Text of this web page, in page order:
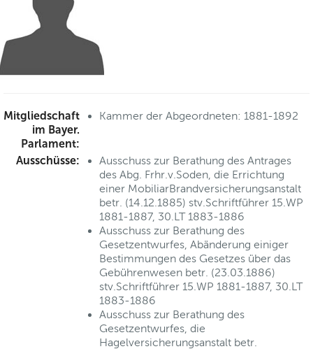
Mitgliedschaft
im Bayer.
Parlament:
Kammer der Abgeordneten: 1881-1892
Ausschüsse:
Ausschuss zur Berathung des Antrages
des Abg. Frhr.v.Soden, die Errichtung
einer MobiliarBrandversicherungsanstalt
betr. (14.12.1885) stv.Schriftführer 15.WP
1881-1887, 30.LT 1883-1886
Ausschuss zur Berathung des
Gesetzentwurfes, Abänderung einiger
Bestimmungen des Gesetzes über das
Gebührenwesen betr. (23.03.1886)
stv.Schriftführer 15.WP 1881-1887, 30.LT
1883-1886
Ausschuss zur Berathung des
Gesetzentwurfes, die
Hagelversicherungsanstalt betr.